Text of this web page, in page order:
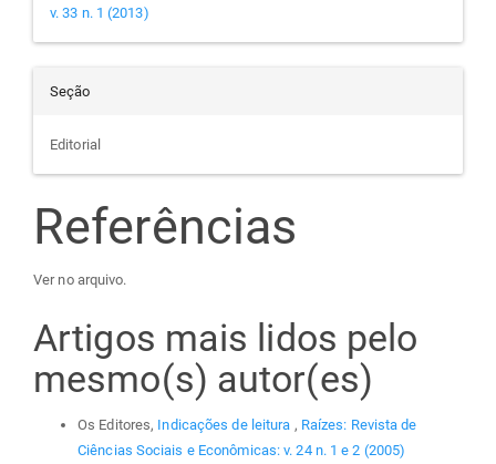
v. 33 n. 1 (2013)
Seção
Editorial
Referências
Ver no arquivo.
Artigos mais lidos pelo
mesmo(s) autor(es)
Os Editores, Indicações de leitura , Raízes: Revista de
Ciências Sociais e Econômicas: v. 24 n. 1 e 2 (2005)